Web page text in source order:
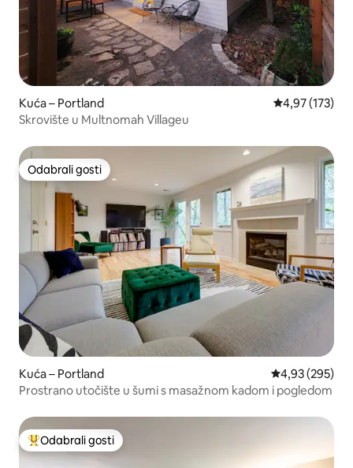
Kuća – Portland Prosječna
4,97 (173)
Skrovište u Multnomah Villageu
Odabrali gosti
Odabrali gosti
Kuća – Portland Prosječna
4,93 (295)
Prostrano utočište u šumi s masažnom kadom i pogledom
Među najviše rangiranima s oznakom „Odabrali gosti”
Odabrali gosti